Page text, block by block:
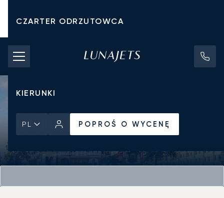
CZARTER ODRZUTOWCA
KOSZTY CZARTERU
PRYWATNE ODRZUTOWCE
KIERUNKI
PL POPROŚ O WYCENĘ